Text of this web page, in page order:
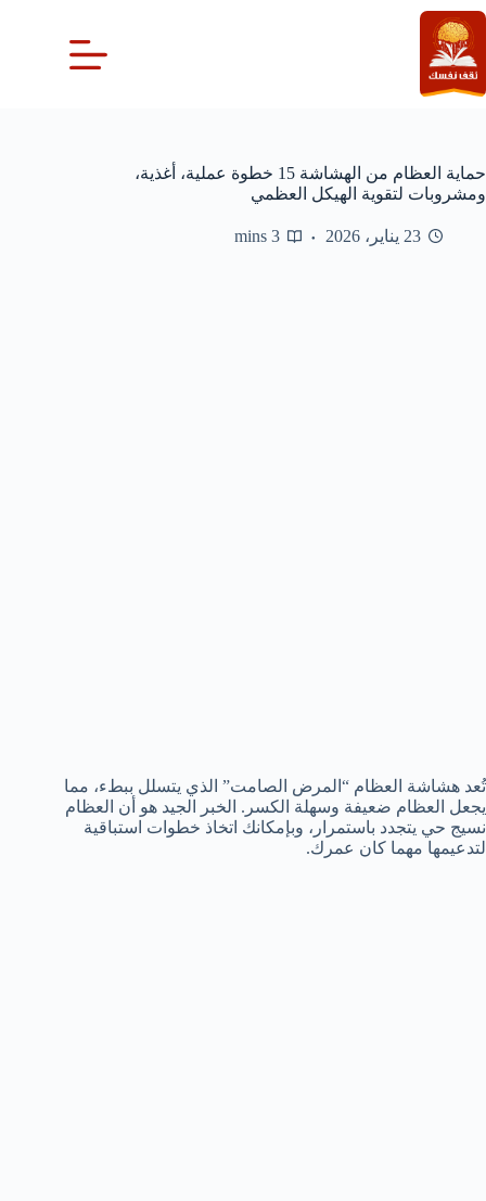
التجاوز
إلى
المحتوى
حماية العظام من الهشاشة 15 خطوة عملية، أغذية،
ومشروبات لتقوية الهيكل العظمي
23 يناير، 2026 3 mins
تُعد هشاشة العظام “المرض الصامت” الذي يتسلل ببطء، مما
يجعل العظام ضعيفة وسهلة الكسر. الخبر الجيد هو أن العظام
نسيج حي يتجدد باستمرار، وبإمكانك اتخاذ خطوات استباقية
لتدعيمها مهما كان عمرك.